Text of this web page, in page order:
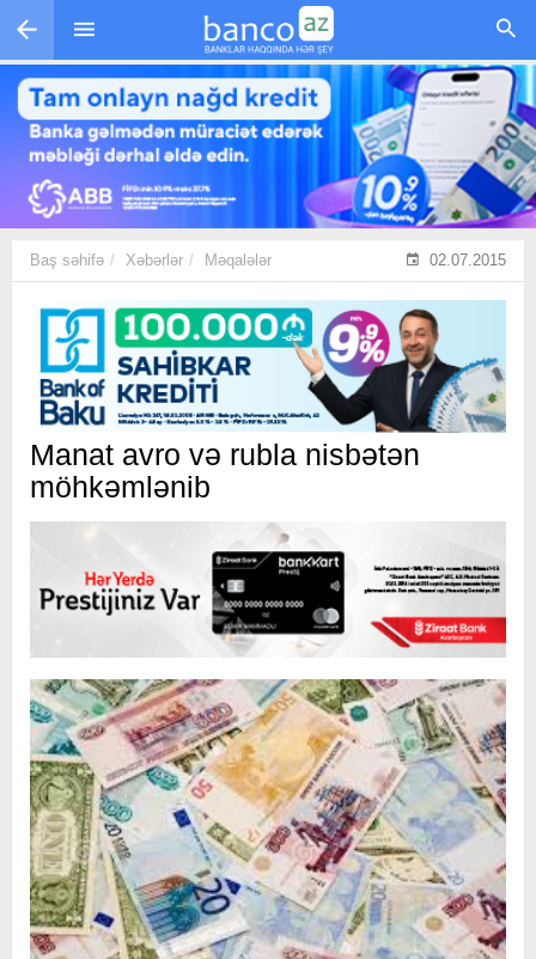
Skip to main content
Baş səhifə Xəbərlər Məqalələr 02.07.2015
Manat avro və rubla nisbətən
möhkəmlənib